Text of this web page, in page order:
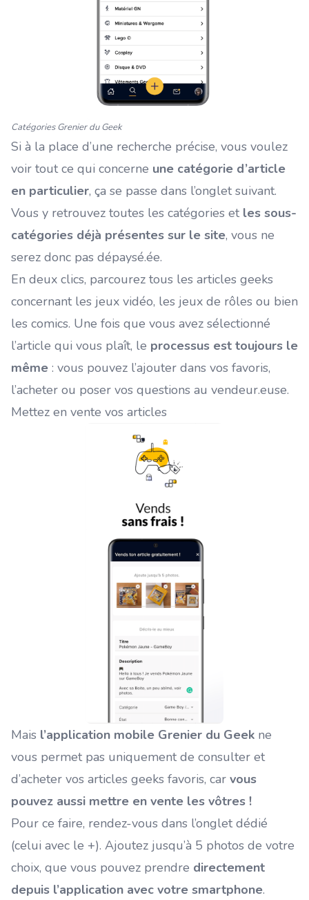
Catégories Grenier du Geek
Si à la place d’une recherche précise, vous voulez
voir tout ce qui concerne une catégorie d’article
en particulier, ça se passe dans l’onglet suivant.
Vous y retrouvez toutes les catégories et les sous-
catégories déjà présentes sur le site, vous ne
serez donc pas dépaysé.ée.
En deux clics, parcourez tous les articles geeks
concernant les jeux vidéo, les jeux de rôles ou bien
les comics. Une fois que vous avez sélectionné
l’article qui vous plaît, le processus est toujours le
même : vous pouvez l’ajouter dans vos favoris,
l’acheter ou poser vos questions au vendeur.euse.
Mettez en vente vos articles
Mais l’application mobile Grenier du Geek ne
vous permet pas uniquement de consulter et
d’acheter vos articles geeks favoris, car vous
pouvez aussi mettre en vente les vôtres !
Pour ce faire, rendez-vous dans l’onglet dédié
(celui avec le +). Ajoutez jusqu’à 5 photos de votre
choix, que vous pouvez prendre directement
depuis l’application avec votre smartphone.